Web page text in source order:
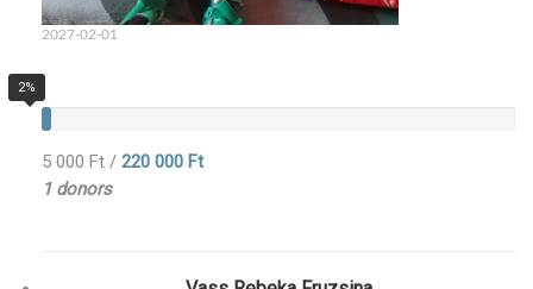
2027-02-01
2%
5 000 Ft / 220 000 Ft
1 donors